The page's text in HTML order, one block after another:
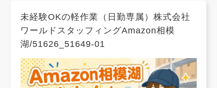
未経験OKの軽作業（日勤専属）株式会社
ワールドスタッフィングAmazon相模
湖/51626_51649-01